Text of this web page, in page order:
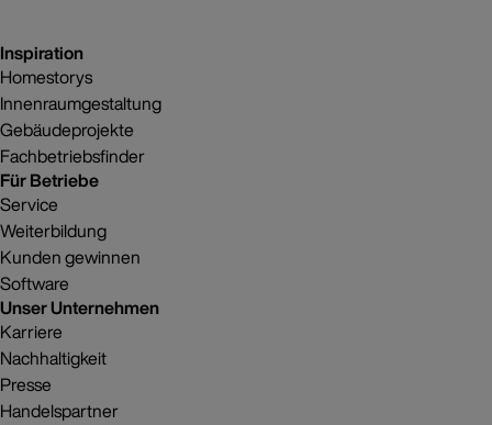
Inspiration
Homestorys
Innenraumgestaltung
Gebäudeprojekte
Fachbetriebsfinder
Für Betriebe
Service
Weiterbildung
Kunden gewinnen
Software
Unser Unternehmen
Karriere
Nachhaltigkeit
Presse
Handelspartner